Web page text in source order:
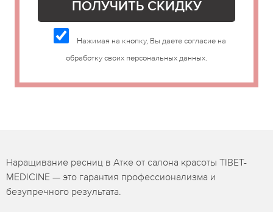
Нажимая на кнопку, Вы даете согласие на
обработку своих персональных данных.
Наращивание ресниц в Атке от салона красоты TIBET-
MEDICINE — это гарантия профессионализма и
безупречного результата.